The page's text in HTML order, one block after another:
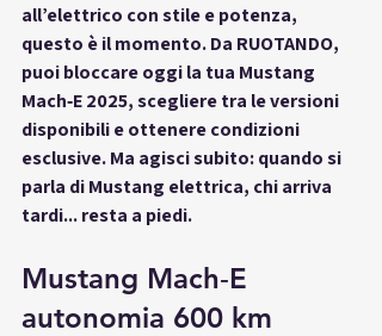
all’elettrico con stile e potenza,
questo è il momento. Da RUOTANDO,
puoi bloccare oggi la tua Mustang
Mach‑E 2025, scegliere tra le versioni
disponibili e ottenere condizioni
esclusive. Ma agisci subito: quando si
parla di Mustang elettrica, chi arriva
tardi... resta a piedi.
Mustang Mach‑E
autonomia 600 km